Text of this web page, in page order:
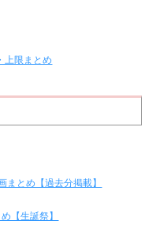
上限まとめ
まとめ【過去分掲載】
【生誕祭】